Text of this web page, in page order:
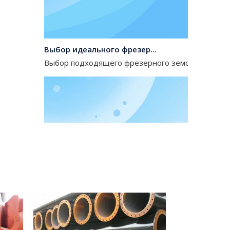
Выбор идеального фрезерного земснаряда для производителей пескоуглубительных машин
Выбор подходящего фрезерного земснаряда
Мировой ландшафт производителей оборудования для фрезерных земснарядов